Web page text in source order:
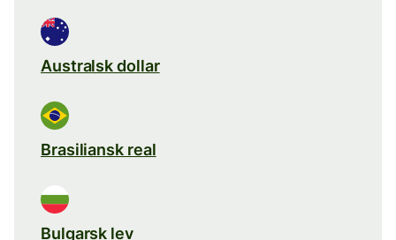
Australsk dollar
Brasiliansk real
Bulgarsk lev